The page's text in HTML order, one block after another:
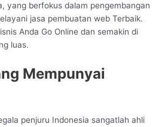
yang berfokus dalam pengembangan
jasa pembuatan web Terbaik.
Anda Go Online dan semakin di
luas.
Mempunyai
penjuru Indonesia sangatlah ahli